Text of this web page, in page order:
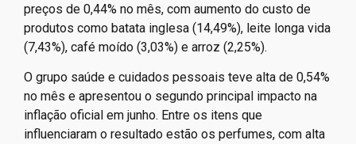
preços de 0,44% no mês, com aumento do custo de
produtos como batata inglesa (14,49%), leite longa vida
(7,43%), café moído (3,03%) e arroz (2,25%).
O grupo saúde e cuidados pessoais teve alta de 0,54%
no mês e apresentou o segundo principal impacto na
inflação oficial em junho. Entre os itens que
influenciaram o resultado estão os perfumes, com alta